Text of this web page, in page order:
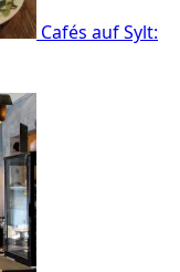
Cafés auf Sylt: